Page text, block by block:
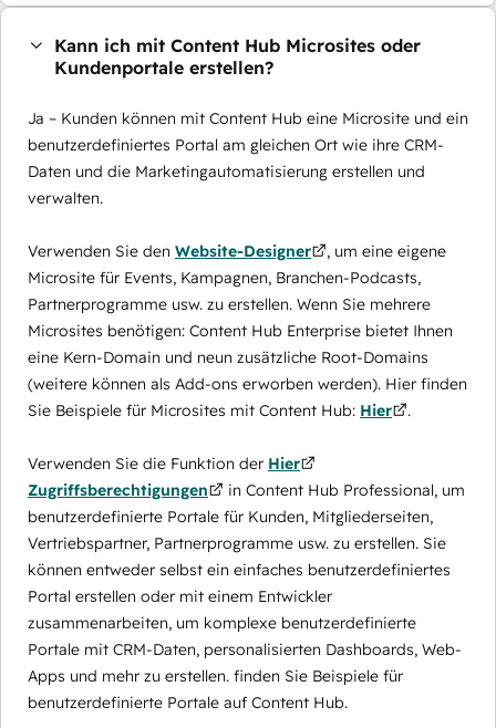
Kann ich mit Content Hub Microsites oder
Kundenportale erstellen?
Ja – Kunden können mit Content Hub eine Microsite und ein
benutzerdefiniertes Portal am gleichen Ort wie ihre CRM-
Daten und die Marketingautomatisierung erstellen und
verwalten.
Verwenden Sie den Website-Designer
, um eine eigene
Microsite für Events, Kampagnen, Branchen-Podcasts,
Partnerprogramme usw. zu erstellen. Wenn Sie mehrere
Microsites benötigen: Content Hub Enterprise bietet Ihnen
eine Kern-Domain und neun zusätzliche Root-Domains
(weitere können als Add-ons erworben werden). Hier finden
Sie Beispiele für Microsites mit Content Hub: Hier .
Verwenden Sie die Funktion der Hier
Zugriffsberechtigungen
in Content Hub Professional, um
benutzerdefinierte Portale für Kunden, Mitgliederseiten,
Vertriebspartner, Partnerprogramme usw. zu erstellen. Sie
können entweder selbst ein einfaches benutzerdefiniertes
Portal erstellen oder mit einem Entwickler
zusammenarbeiten, um komplexe benutzerdefinierte
Portale mit CRM-Daten, personalisierten Dashboards, Web-
Apps und mehr zu erstellen. finden Sie Beispiele für
benutzerdefinierte Portale auf Content Hub.